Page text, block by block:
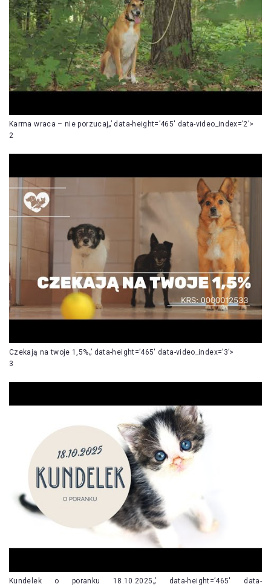
Karma wraca – nie porzucaj„’ data-height=’465′ data-video_index=’2’>
2
Czekają na twoje 1,5%„’ data-height=’465′ data-video_index=’3’>
3
Kundelek o poranku 18.10.2025„’ data-height=’465′ data-